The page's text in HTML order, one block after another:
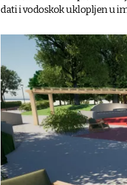
dati i vodoskok uklopljen u